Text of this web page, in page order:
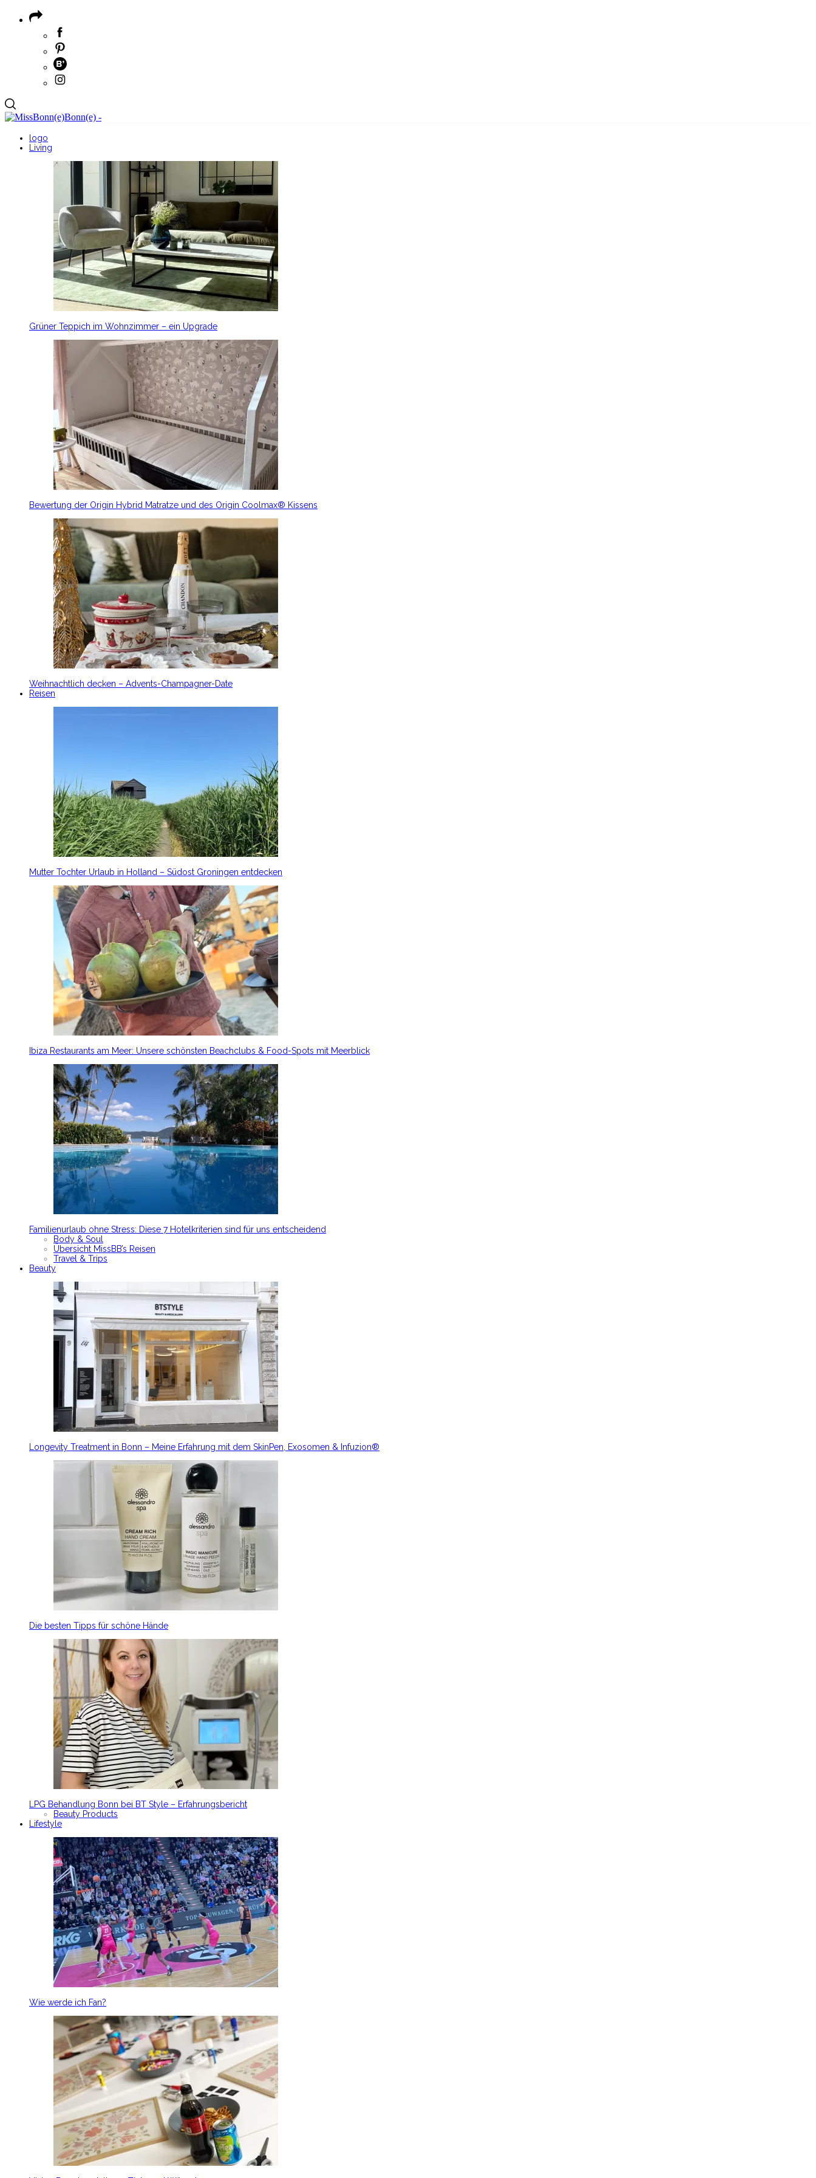
logo
Living
Grüner Teppich im Wohnzimmer – ein Upgrade
Bewertung der Origin Hybrid Matratze und des Origin Coolmax® Kissens
Weihnachtlich decken – Advents-Champagner-Date
Reisen
Mutter Tochter Urlaub in Holland – Südost Groningen entdecken
Ibiza Restaurants am Meer: Unsere schönsten Beachclubs & Food-Spots mit Meerblick
Familienurlaub ohne Stress: Diese 7 Hotelkriterien sind für uns entscheidend
Body & Soul
Übersicht MissBB’s Reisen
Travel & Trips
Beauty
Longevity Treatment in Bonn – Meine Erfahrung mit dem SkinPen, Exosomen & Infuzion®
Die besten Tipps für schöne Hände
LPG Behandlung Bonn bei BT Style – Erfahrungsbericht
Beauty Products
Lifestyle
Wie werde ich Fan?